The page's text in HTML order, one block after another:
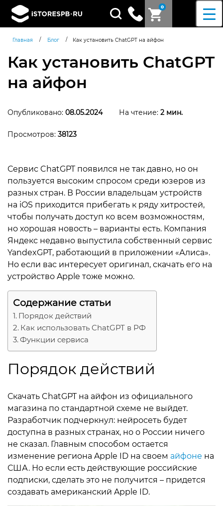
0
Поиск
товаров
Главная / Блог / Как установить ChatGPT на айфон
Как установить ChatGPT
на айфон
Опубликовано: 08.05.2024 На чтение: 2 мин.
Просмотров: 38123
Сервис ChatGPT появился не так давно, но он
пользуется высоким спросом среди юзеров из
разных стран. В России владельцам устройств
на iOS приходится прибегать к ряду хитростей,
чтобы получать доступ ко всем возможностям,
но хорошая новость – варианты есть. Компания
Яндекс недавно выпустила собственный сервис
YandexGPT, работающий в приложении «Алиса».
Но если вас интересует оригинал, скачать его на
устройство Apple тоже можно.
Содержание статьи
Порядок действий
Как использовать ChatGPT в РФ
Функции сервиса
Порядок действий
Скачать ChatGPT на айфон из официального
магазина по стандартной схеме не выйдет.
Разработчик подчеркнул: нейросеть будет
доступна в разных странах, но о России ничего
не сказал. Главным способом остается
изменение региона Apple ID на своем айфоне на
США. Но если есть действующие российские
подписки, сделать это не получится – придется
создавать американский Apple ID.
Согласен c политикой
конфиденциальности
+7 812 318-40-14
(c 10:00 до 21:00, без
выходных)